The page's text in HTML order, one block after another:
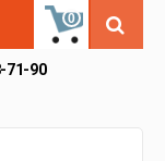
0
71-90